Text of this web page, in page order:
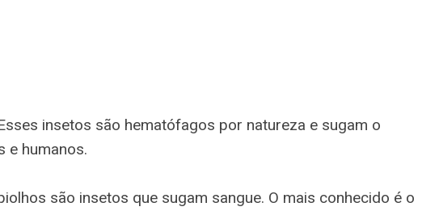
insetos são hematófagos por natureza e sugam o
e humanos.
são insetos que sugam sangue. O mais conhecido é o